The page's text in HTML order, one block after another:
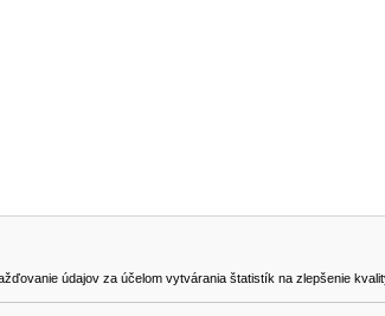
údajov za účelom vytvárania štatistík na zlepšenie